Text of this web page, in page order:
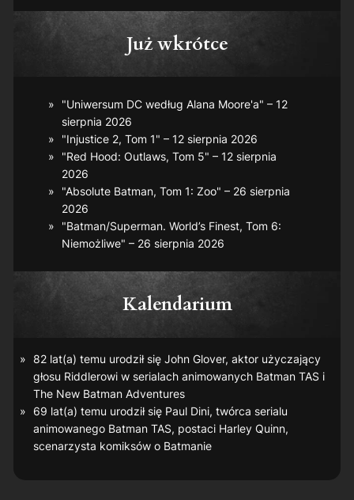
Już wkrótce
"Uniwersum DC według Alana Moore'a" – 12
sierpnia 2026
"Injustice 2, Tom 1" – 12 sierpnia 2026
"Red Hood: Outlaws, Tom 5" – 12 sierpnia
2026
"Absolute Batman, Tom 1: Zoo" – 26 sierpnia
2026
"Batman/Superman. World’s Finest, Tom 6:
Niemożliwe" – 26 sierpnia 2026
Kalendarium
82 lat(a) temu urodził się John Glover, aktor użyczający
głosu Riddlerowi w serialach animowanych Batman TAS i
The New Batman Adventures
69 lat(a) temu urodził się Paul Dini, twórca serialu
animowanego Batman TAS, postaci Harley Quinn,
scenarzysta komiksów o Batmanie